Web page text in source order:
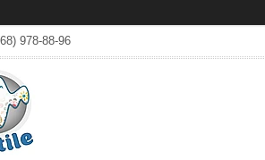
978-88-96